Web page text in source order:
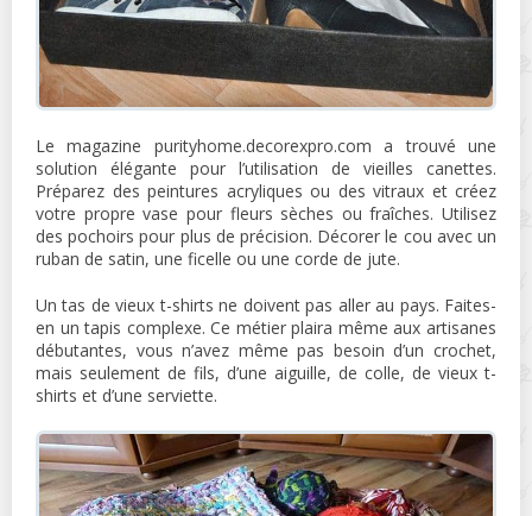
Le magazine purityhome.decorexpro.com a trouvé une
solution élégante pour l’utilisation de vieilles canettes.
Préparez des peintures acryliques ou des vitraux et créez
votre propre vase pour fleurs sèches ou fraîches. Utilisez
des pochoirs pour plus de précision. Décorer le cou avec un
ruban de satin, une ficelle ou une corde de jute.
Un tas de vieux t-shirts ne doivent pas aller au pays. Faites-
en un tapis complexe. Ce métier plaira même aux artisanes
débutantes, vous n’avez même pas besoin d’un crochet,
mais seulement de fils, d’une aiguille, de colle, de vieux t-
shirts et d’une serviette.